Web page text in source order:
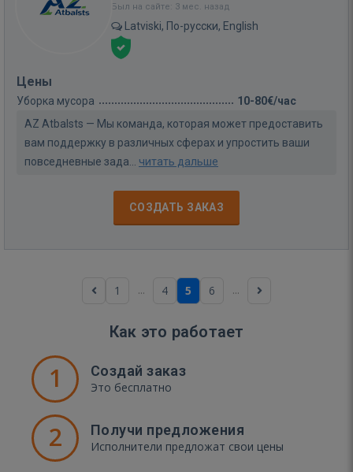
Был на сайте: 3 мес. назад
Latviski, По-русски, English
Цены
Уборка мусора
10-80€/час
AZ Atbalsts — Мы команда, которая может предоставить
вам поддержку в различных сферах и упростить ваши
повседневные зада... читать дальше
СОЗДАТЬ ЗАКАЗ
1 ... 4 5 6 ...
Как это работает
1 Создай заказ
Это бесплатно
2 Получи предложения
Исполнители предложат свои цены